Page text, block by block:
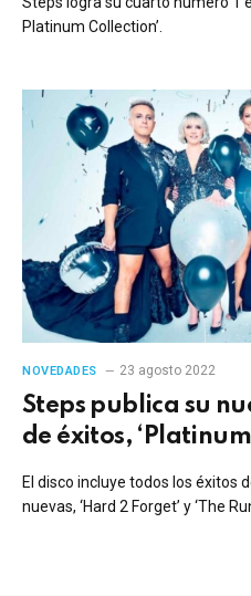
Platinum Collection’.
NOVEDADES 23 agosto 2022
Steps publica su
de éxitos,
El disco incluye todos los éxitos
nuevas, ‘Hard 2 Forget’ y ‘The